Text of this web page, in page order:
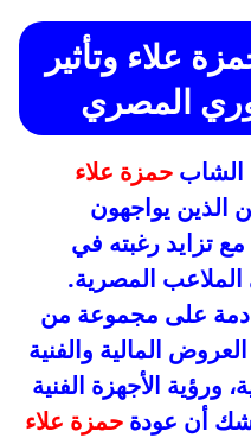
علاء وتأثير
المصري
حمزة علاء
الذين يواجهون
تزايد رغبته في
الملاعب المصرية.
على مجموعة من
المالية والفنية
الأجهزة الفنية
شك أن عودة حمزة علاء